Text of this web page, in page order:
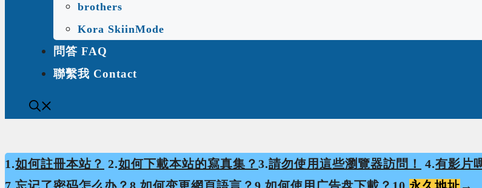
brothers
Kora SkiinMode
問答 FAQ
聯繫我 Contact
1.如何註冊本站？ 2.如何下載本站的寫真集？ 3.請勿使用這些瀏覽器訪問！ 4.有影片